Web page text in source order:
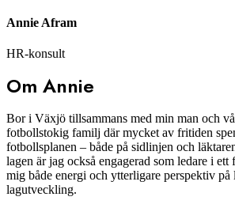
Annie Afram
HR-konsult
Om Annie
Bor i Växjö tillsammans med min man och
fotbollstokig familj där mycket av fritiden
fotbollsplanen – både på sidlinjen och
lagen är jag också engagerad som ledare i
mig både energi och ytterligare perspektiv på
lagutveckling.